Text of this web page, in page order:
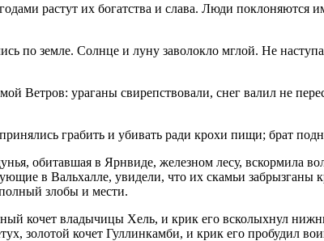
растут их богатства и слава. Люди
по земле. Солнце и луну заволокло мглой. Не
Ветров: ураганы свирепствовали, снег валил не
грабить и убивать ради крохи пищи; брат
обитавшая в Ярнвиде, железном лесу,
в Вальхалле, увидели, что их скамьи забрызганы
злобы и мести.
кочет владычицы Хель, и крик его всколыхнул
золотой кочет Гуллинкамби, и крик его пробудил